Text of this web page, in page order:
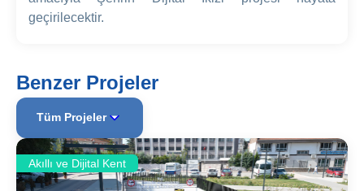
geçirilecektir.
Benzer Projeler
Tüm Projeler
Akıllı ve Dijital Kent